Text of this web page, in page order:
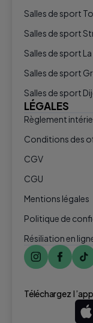
Salles de sport
Salles de sport
Salles de sport
Salles de sport
Salles de sport
LÉGALES
Règlement
Conditions des
CGV
CGU
Mentions légales
Politique de
Résiliation en
Téléchargez l